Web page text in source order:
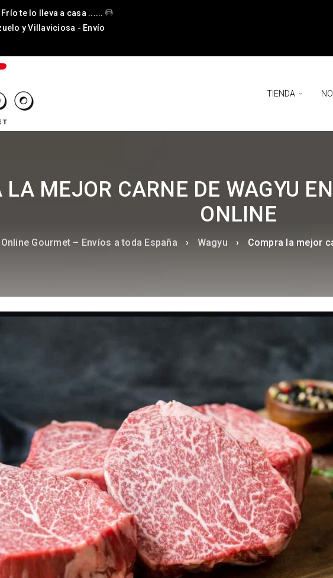
te lo lleva a casa ......
y Villaviciosa - Envío
TIENDA
LA MEJOR CARNE DE WAGYU
ONLINE
Gourmet – Envíos a toda España › Wagyu › Compra la mejor